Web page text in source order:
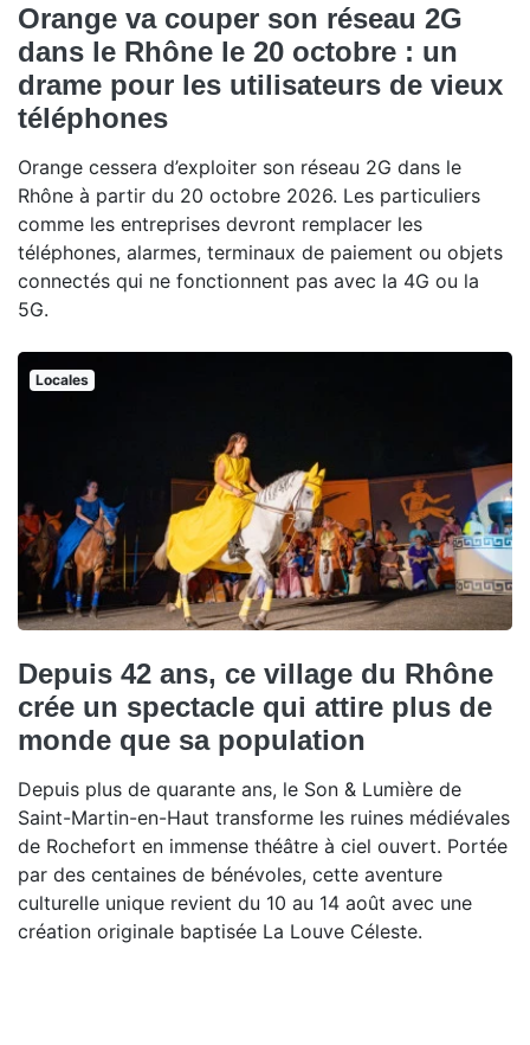
Orange va couper son réseau 2G
dans le Rhône le 20 octobre : un
drame pour les utilisateurs de vieux
téléphones
Orange cessera d’exploiter son réseau 2G dans le
Rhône à partir du 20 octobre 2026. Les particuliers
comme les entreprises devront remplacer les
téléphones, alarmes, terminaux de paiement ou objets
connectés qui ne fonctionnent pas avec la 4G ou la
5G.
Locales
Depuis 42 ans, ce village du Rhône
crée un spectacle qui attire plus de
monde que sa population
Depuis plus de quarante ans, le Son & Lumière de
Saint-Martin-en-Haut transforme les ruines médiévales
de Rochefort en immense théâtre à ciel ouvert. Portée
par des centaines de bénévoles, cette aventure
culturelle unique revient du 10 au 14 août avec une
création originale baptisée La Louve Céleste.